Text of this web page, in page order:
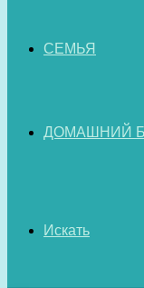
СЕМЬЯ
ДОМАШНИЙ
Искать